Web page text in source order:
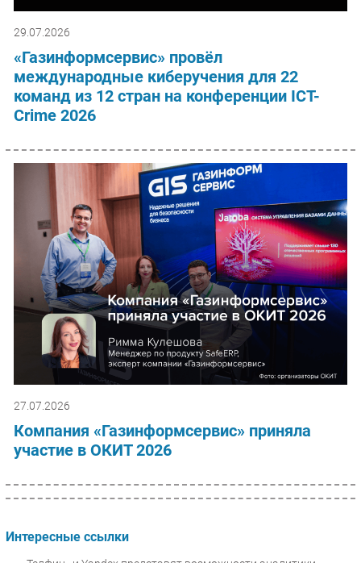
29.07.2026
«Газинформсервис» провёл
международные киберучения для 22
команд из 12 стран на конференции ICT-
Crime 2026
27.07.2026
Компания «Газинформсервис» приняла
участие в ОКИТ 2026
Интересные ссылки